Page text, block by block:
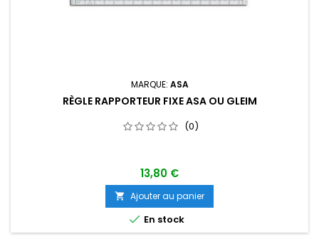
MARQUE: ASA
RÈGLE RAPPORTEUR FIXE ASA OU GLEIM
(0)
13,80 €
 Ajouter au panier
 En stock